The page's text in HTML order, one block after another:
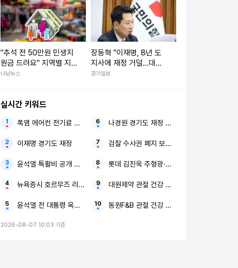
길”(인터뷰)
"추석 전 50만원 민생지
원금 드려요" 지역별 지
원 금액·지급일 언제?
나남뉴스
장동혁 "이재명, 8년 도
지사에 재정 거덜…대책
없이 복지 늘리고 돈 뿌
경기일보
실시간 키워드
폭염 에어컨 전기료 폭탄
이재명 경기도 재정
윤석열 특활비 공개 소송 대통령실 대법
뉴욕증시 호르무즈 리스크 다우
윤석열 전 대통령 옥중메시지 하나님
나경원 경기도 재정 파탄 민주당 포퓰리즘 정
검찰 수사권 폐지 보수·진보 여론
롯데 김진욱 주형광·장원준
대원제약 관절 건강 콘드로이친 킹 1200
동원F&B 관절 건강 GNC 관절·연골 콘드로
2026-08-07 10:03 기준